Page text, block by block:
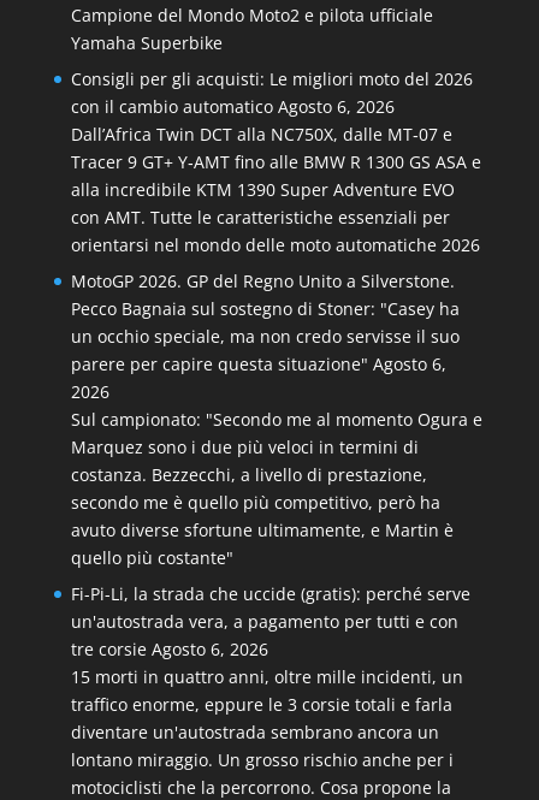
Campione del Mondo Moto2 e pilota ufficiale
Yamaha Superbike
Consigli per gli acquisti: Le migliori moto del 2026
con il cambio automatico Agosto 6, 2026
Dall’Africa Twin DCT alla NC750X, dalle MT‑07 e
Tracer 9 GT+ Y‑AMT fino alle BMW R 1300 GS ASA e
alla incredibile KTM 1390 Super Adventure EVO
con AMT. Tutte le caratteristiche essenziali per
orientarsi nel mondo delle moto automatiche 2026
MotoGP 2026. GP del Regno Unito a Silverstone.
Pecco Bagnaia sul sostegno di Stoner: "Casey ha
un occhio speciale, ma non credo servisse il suo
parere per capire questa situazione" Agosto 6,
2026
Sul campionato: "Secondo me al momento Ogura e
Marquez sono i due più veloci in termini di
costanza. Bezzecchi, a livello di prestazione,
secondo me è quello più competitivo, però ha
avuto diverse sfortune ultimamente, e Martin è
quello più costante"
Fi-Pi-Li, la strada che uccide (gratis): perché serve
un'autostrada vera, a pagamento per tutti e con
tre corsie Agosto 6, 2026
15 morti in quattro anni, oltre mille incidenti, un
traffico enorme, eppure le 3 corsie totali e farla
diventare un'autostrada sembrano ancora un
lontano miraggio. Un grosso rischio anche per i
motociclisti che la percorrono. Cosa propone la